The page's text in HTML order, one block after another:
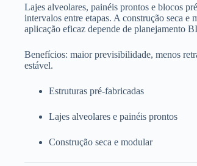
Lajes alveolares, painéis prontos e blocos
intervalos entre etapas. A construção seca
aplicação eficaz depende de planejamento
Benefícios: maior previsibilidade, menos
estável.
Estruturas pré-fabricadas
Lajes alveolares e painéis prontos
Construção seca e modular